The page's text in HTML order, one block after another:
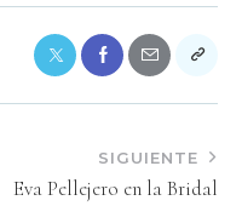
SIGUIENTE
Eva Pellejero en la Bridal